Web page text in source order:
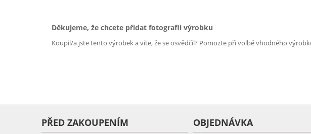
Děkujeme, že chcete přidat fotografii výrobku
Koupil/a jste tento výrobek a víte, že se osvědčil? Pomozte při volbě vhodného
PŘED ZAKOUPENÍM OBJEDNÁVKA